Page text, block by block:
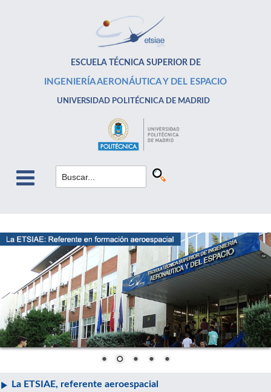
ESCUELA TÉCNICA SUPERIOR DE
INGENIERÍA AERONÁUTICA Y DEL ESPACIO
UNIVERSIDAD POLITÉCNICA DE MADRID
La ETSIAE, referente aeroespacial